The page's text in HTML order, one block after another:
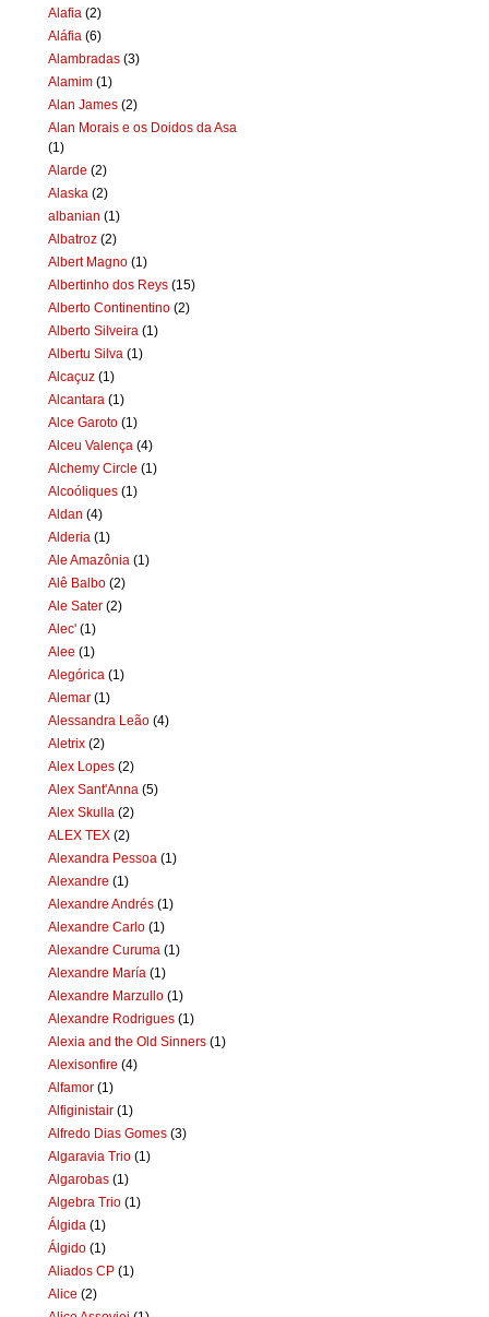
Alafia (2)
Aláfia (6)
Alambradas (3)
Alamim (1)
Alan James (2)
Alan Morais e os Doidos da Asa
(1)
Alarde (2)
Alaska (2)
albanian (1)
Albatroz (2)
Albert Magno (1)
Albertinho dos Reys (15)
Alberto Continentino (2)
Alberto Silveira (1)
Albertu Silva (1)
Alcaçuz (1)
Alcantara (1)
Alce Garoto (1)
Alceu Valença (4)
Alchemy Circle (1)
Alcoóliques (1)
Aldan (4)
Alderia (1)
Ale Amazônia (1)
Alê Balbo (2)
Ale Sater (2)
Alec' (1)
Alee (1)
Alegórica (1)
Alemar (1)
Alessandra Leão (4)
Aletrix (2)
Alex Lopes (2)
Alex Sant'Anna (5)
Alex Skulla (2)
ALEX TEX (2)
Alexandra Pessoa (1)
Alexandre (1)
Alexandre Andrés (1)
Alexandre Carlo (1)
Alexandre Curuma (1)
Alexandre María (1)
Alexandre Marzullo (1)
Alexandre Rodrigues (1)
Alexia and the Old Sinners (1)
Alexisonfire (4)
Alfamor (1)
Alfiginistair (1)
Alfredo Dias Gomes (3)
Algaravia Trio (1)
Algarobas (1)
Algebra Trio (1)
Álgida (1)
Álgido (1)
Aliados CP (1)
Alice (2)